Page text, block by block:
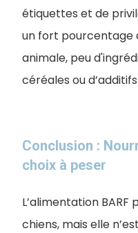
étiquettes et de
un fort pourcentage
animale, peu
céréales ou
Conclusion :
choix à peser
L’alimentation
chiens, mais elle n’est